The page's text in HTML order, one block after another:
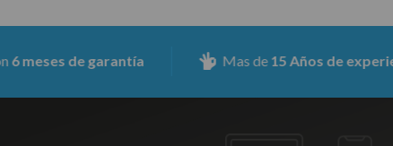
de garantía Mas de15 Años de experiencia